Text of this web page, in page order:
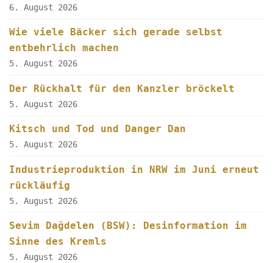
6. August 2026
Wie viele Bäcker sich gerade selbst
entbehrlich machen
5. August 2026
Der Rückhalt für den Kanzler bröckelt
5. August 2026
Kitsch und Tod und Danger Dan
5. August 2026
Industrieproduktion in NRW im Juni erneut
rückläufig
5. August 2026
Sevim Dağdelen (BSW): Desinformation im
Sinne des Kremls
5. August 2026